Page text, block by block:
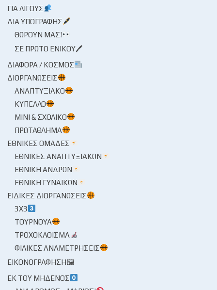
ΓΙΑ ΛΊΓΟΥΣ
ΔΙΑ ΥΠΟΓΡΑΦΉΣ
ΘΩΡΟΎΝ ΜΑΣ!
ΣΕ ΠΡΏΤΟ ΕΝΙΚΟΎ🖊
ΔΙΆΦΟΡΑ / ΚΌΣΜΟΣ
ΔΙΟΡΓΑΝΏΣΕΙΣ
ΑΝΑΠΤΥΞΙΑΚΌ
ΚΎΠΕΛΛΟ
ΜΊΝΙ & ΣΧΟΛΙΚΌ
ΠΡΩΤΆΘΛΗΜΑ
ΕΘΝΙΚΈΣ ΟΜΆΔΕΣ
ΕΘΝΙΚΈΣ ΑΝΑΠΤΥΞΙΑΚΏΝ
ΕΘΝΙΚΉ ΑΝΔΡΏΝ
ΕΘΝΙΚΉ ΓΥΝΑΙΚΏΝ
ΕΙΔΙΚΈΣ ΔΙΟΡΓΑΝΏΣΕΙΣ
3X3
ΤΟΥΡΝΟΥΆ
ΤΡΟΧΟΚΆΘΙΣΜΑ
ΦΙΛΙΚΈΣ ΑΝΑΜΕΤΡΉΣΕΙΣ
ΕΙΚΟΝΟΓΡΆΦΗΣΗ🖼
ΕΚ ΤΟΥ ΜΗΔΕΝΌΣ